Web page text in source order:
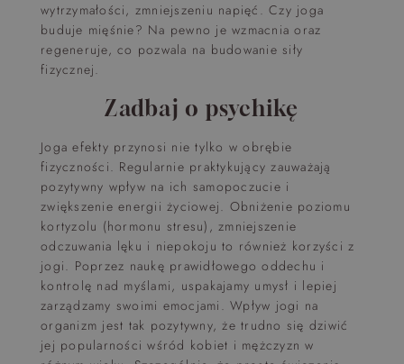
wytrzymałości, zmniejszeniu napięć. Czy joga
buduje mięśnie? Na pewno je wzmacnia oraz
regeneruje, co pozwala na budowanie siły
fizycznej.
Zadbaj o psychikę
Joga efekty przynosi nie tylko w obrębie
fizyczności. Regularnie praktykujący zauważają
pozytywny wpływ na ich samopoczucie i
zwiększenie energii życiowej. Obniżenie poziomu
kortyzolu (hormonu stresu), zmniejszenie
odczuwania lęku i niepokoju to również korzyści z
jogi. Poprzez naukę prawidłowego oddechu i
kontrolę nad myślami, uspakajamy umysł i lepiej
zarządzamy swoimi emocjami. Wpływ jogi na
organizm jest tak pozytywny, że trudno się dziwić
jej popularności wśród kobiet i mężczyzn w